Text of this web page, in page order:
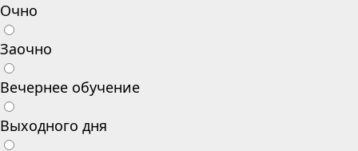
Очно
Заочно
Вечернее обучение
Выходного дня